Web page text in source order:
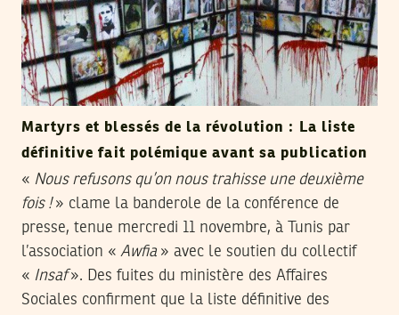
Martyrs et blessés de la révolution : La liste
définitive fait polémique avant sa publication
« Nous refusons qu’on nous trahisse une deuxième
fois !» clame la banderole de la conférence de
presse, tenue mercredi 11 novembre, à Tunis par
l’association « Awfia » avec le soutien du collectif
« Insaf». Des fuites du ministère des Affaires
Sociales confirment que la liste définitive des